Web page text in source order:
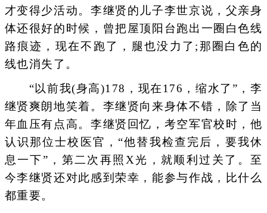
才变得少活动。李继贤的儿子李世京说，父亲身
体还很好的时候，曾把屋顶阳台跑出一圈白色线
路痕迹，现在不跑了，腿也没力了;那圈白色的
线也消失了。
“以前我(身高)178，现在176，缩水了”，李
继贤爽朗地笑着。李继贤向来身体不错，除了当
年血压有点高。李继贤回忆，考空军官校时，他
认识那位士校医官，“他替我检查完后，要我休
息一下”，第二次再照X光，就顺利过关了。至
今李继贤还对此感到荣幸，能参与作战，比什么
都重要。